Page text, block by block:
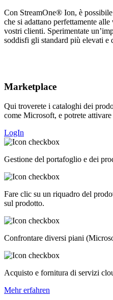
Con StreamOne® Ion, è
che si adattano perfettamente
vostri clienti. Sperimentate
soddisfi gli standard più elevati
Marketplace
Qui troverete i cataloghi dei
come Microsoft, e potrete
LogIn
Gestione del portafoglio e dei
Fare clic su un riquadro del
sul prodotto.
Confrontare diversi piani
Acquisto e fornitura di servizi
Mehr erfahren